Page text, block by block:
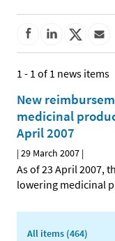
1 - 1 of 1 news items
New
medicinal
April 2007
|29 March 2007 |
As of 23 April 2007,
lowering medicinal
All items (464)